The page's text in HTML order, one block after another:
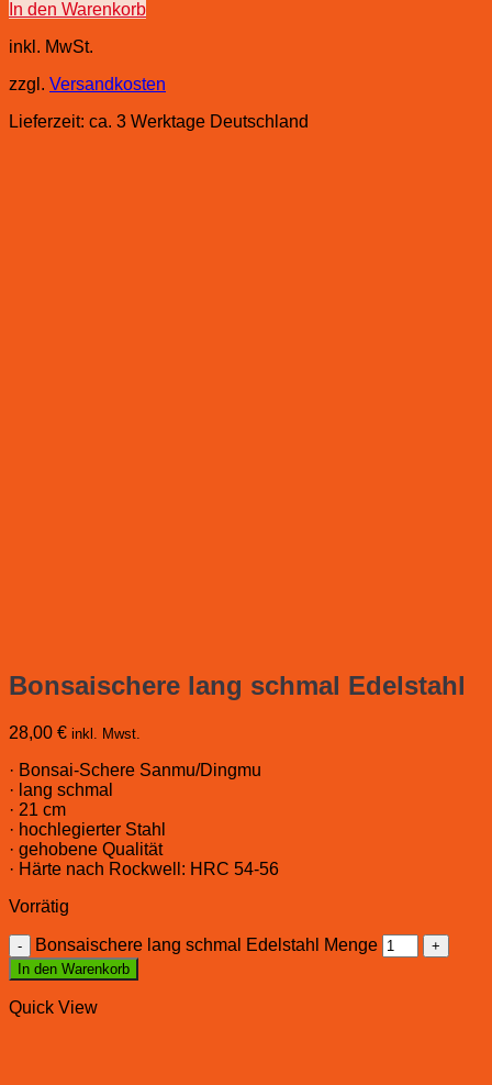
In den Warenkorb
inkl. MwSt.
zzgl. Versandkosten
Lieferzeit: ca. 3 Werktage Deutschland
Bonsaischere lang schmal Edelstahl
28,00 € inkl. Mwst.
· Bonsai-Schere Sanmu/Dingmu
· lang schmal
· 21 cm
· hochlegierter Stahl
· gehobene Qualität
· Härte nach Rockwell: HRC 54-56
Vorrätig
Bonsaischere lang schmal Edelstahl Menge
In den Warenkorb
Quick View